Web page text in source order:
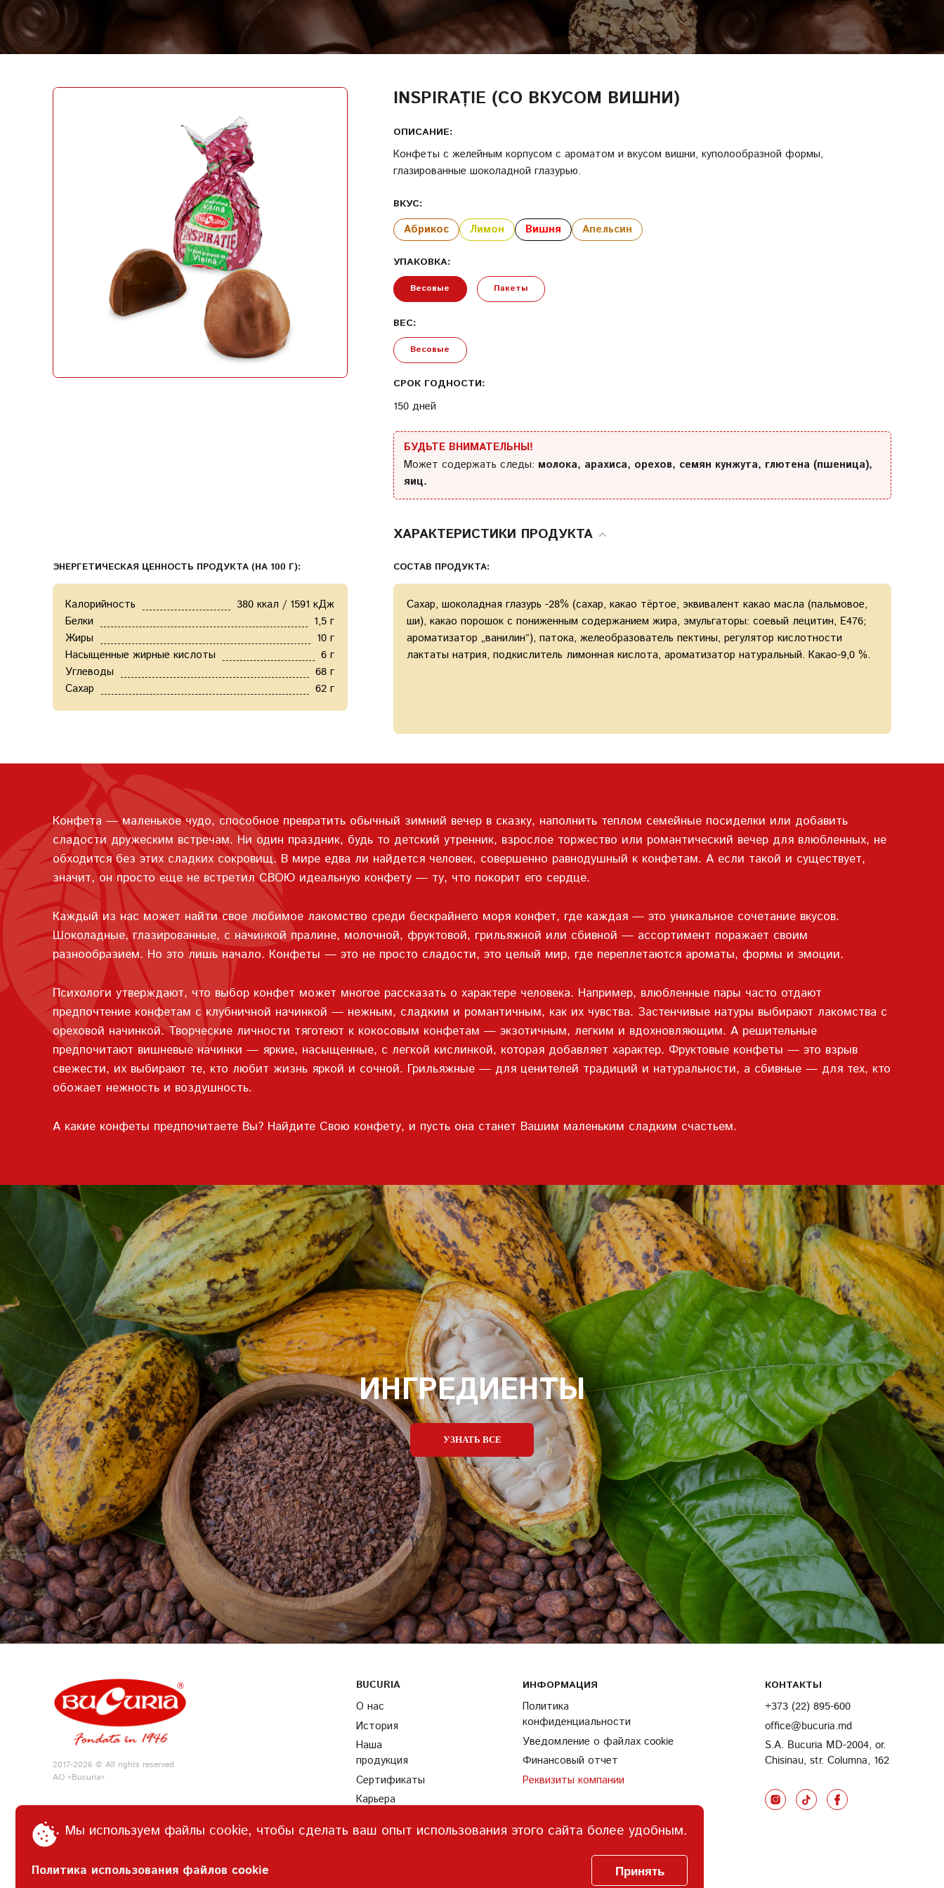
INSPIRAȚIE (СО ВКУСОМ ВИШНИ)
ОПИСАНИЕ:
Конфеты с желейным корпусом c ароматом и вкусом вишни, куполообразной формы,
глазированные шоколадной глазурью.
ВКУС:
Абрикос Лимон Вишня Апельсин
УПАКОВКА:
Весовые Пакеты
ВЕС:
Весовые
СРОК ГОДНОСТИ:
150 дней
БУДЬТЕ ВНИМАТЕЛЬНЫ!
Может содержать следы: молока, арахиса, орехов, семян кунжута, глютена (пшеница),
яиц.
ХАРАКТЕРИСТИКИ ПРОДУКТА
ЭНЕРГЕТИЧЕСКАЯ ЦЕННОСТЬ ПРОДУКТА (НА 100 Г):
Калорийность
380 ккал / 1591 кДж
Белки
1,5 г
Жиры
10 г
Насыщенные жирные кислоты
6 г
Углеводы
68 г
Сахар
62 г
СОСТАВ ПРОДУКТА:
Cахар, шоколадная глазурь -28% (сахар, какао тёртое, эквивалент какао масла (пальмовое,
ши), какао порошок с пониженным содержанием жира, эмульгаторы: соевый лецитин, E476;
ароматизатор „ванилин”), патока, желеобразователь пектины, регулятор кислотности
лактаты натрия, подкислитель лимонная кислота, ароматизатор натуральный. Какао-9,0 %.
Конфета — маленькое чудо, способное превратить обычный зимний вечер в сказку, наполнить теплом семейные посиделки или добавить
сладости дружеским встречам. Ни один праздник, будь то детский утренник, взрослое торжество или романтический вечер для влюбленных, не
обходится без этих сладких сокровищ. В мире едва ли найдется человек, совершенно равнодушный к конфетам. А если такой и существует,
значит, он просто еще не встретил СВОЮ идеальную конфету — ту, что покорит его сердце.
Каждый из нас может найти свое любимое лакомство среди бескрайнего моря конфет, где каждая — это уникальное сочетание вкусов.
Шоколадные, глазированные, с начинкой пралине, молочной, фруктовой, грильяжной или сбивной — ассортимент поражает своим
разнообразием. Но это лишь начало. Конфеты — это не просто сладости, это целый мир, где переплетаются ароматы, формы и эмоции.
Психологи утверждают, что выбор конфет может многое рассказать о характере человека. Например, влюбленные пары часто отдают
предпочтение конфетам с клубничной начинкой — нежным, сладким и романтичным, как их чувства. Застенчивые натуры выбирают лакомства с
ореховой начинкой. Творческие личности тяготеют к кокосовым конфетам — экзотичным, легким и вдохновляющим. А решительные
предпочитают вишневые начинки — яркие, насыщенные, с легкой кислинкой, которая добавляет характер. Фруктовые конфеты — это взрыв
свежести, их выбирают те, кто любит жизнь яркой и сочной. Грильяжные — для ценителей традиций и натуральности, а сбивные — для тех, кто
обожает нежность и воздушность.
А какие конфеты предпочитаете Вы? Найдите Свою конфету, и пусть она станет Вашим маленьким сладким счастьем.
ИНГРЕДИЕНТЫ
УЗНАТЬ ВСЕ
2017-2026 © All rights reserved
АО «Bucuria»
BUCURIA
О нас
История
Наша
продукция
Сертификаты
Карьера
Найти нас
ИНФОРМАЦИЯ
Политика
конфиденциальности
Уведомление о файлах cookie
Финансовый отчет
Реквизиты компании
КОНТАКТЫ
+373 (22) 895-600
office@bucuria.md
S.A. Bucuria MD-2004, or.
Chisinau, str. Columna, 162
СОЗДАТЬ УЧЕТНУЮ ЗАПИСЬ
предоставления услуг
Политика конфиденциальности
ДАТА РОЖДЕНИЯ
СОЗДАТЬ УЧЕТНУЮ ЗАПИСЬ
Мы используем файлы cookie, чтобы сделать ваш опыт использования этого сайта более удобным.
Политика использования файлов cookie Принять